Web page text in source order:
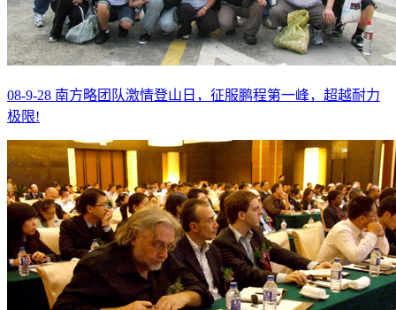
08-9-28 南方略团队激情登山日，征服鹏程第一峰，超越耐力
极限!